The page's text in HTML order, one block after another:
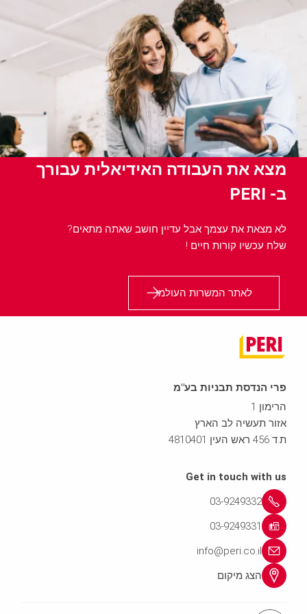
מצא את העבודה האידיאלית עבורך
ב- PERI
לא מצאת את עצמך אבל עדיין חושב שאתה מתאים?
שלח עכשיו קורות חיים !
לאתר המשרות העולמי
פרי הנדסת תבניות בע"מ
הרימון 1
אזור תעשיה לב הארץ
ת.ד 456 ראש העין 4810401
Get in touch with us
03-9249332
03-9249331
info@peri.co.il
הצג מיקום